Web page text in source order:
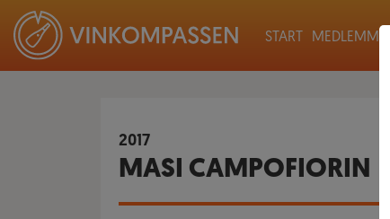
START MEDLEMMAR
2017
MASI CAMPOFIORIN